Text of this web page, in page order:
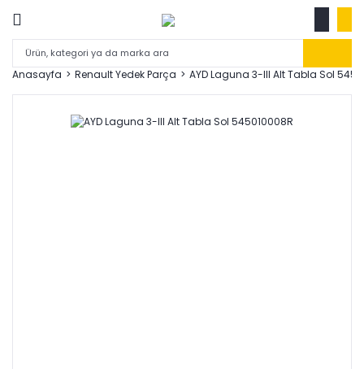
Anasayfa Renault Yedek Parça AYD Laguna 3-III Alt Tabla Sol